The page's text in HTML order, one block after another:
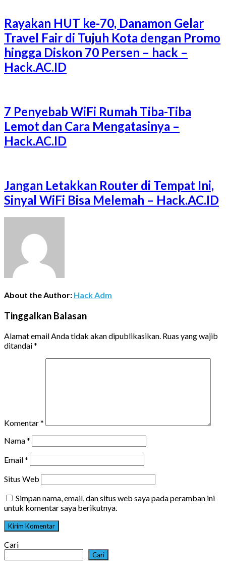
Rayakan HUT ke-70, Danamon Gelar
Travel Fair di Tujuh Kota dengan Promo
hingga Diskon 70 Persen – hack –
Hack.AC.ID
7 Penyebab WiFi Rumah Tiba-Tiba
Lemot dan Cara Mengatasinya –
Hack.AC.ID
Jangan Letakkan Router di Tempat Ini,
Sinyal WiFi Bisa Melemah – Hack.AC.ID
About the Author: Hack Adm
Tinggalkan Balasan
Alamat email Anda tidak akan dipublikasikan. Ruas yang wajib
ditandai*
Komentar*
Nama*
Email*
Situs Web
Simpan nama, email, dan situs web saya pada peramban ini
untuk komentar saya berikutnya.
Cari
Cari